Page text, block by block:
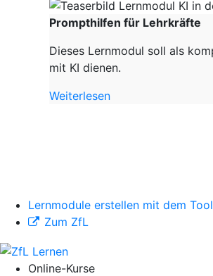
Prompthilfen für Lehrkräfte
Dieses Lernmodul soll als
mit KI dienen.
Weiterlesen
Lernmodule erstellen mit dem
Zum ZfL
Online-Kurse